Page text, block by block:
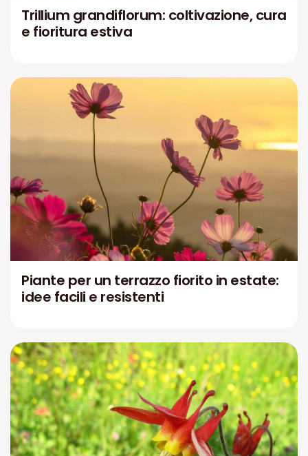
Trillium grandiflorum: coltivazione, cura
e fioritura estiva
Piante per un terrazzo fiorito in estate:
idee facili e resistenti